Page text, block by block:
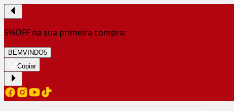
5%OFF na sua primeira compra:
BEMVINDO5
Copiar